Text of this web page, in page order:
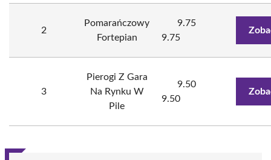
2
Pomarańczowy
Fortepian
9.75
9.75
3
Pierogi Z Gara
Na Rynku W
Pile
9.50
9.50